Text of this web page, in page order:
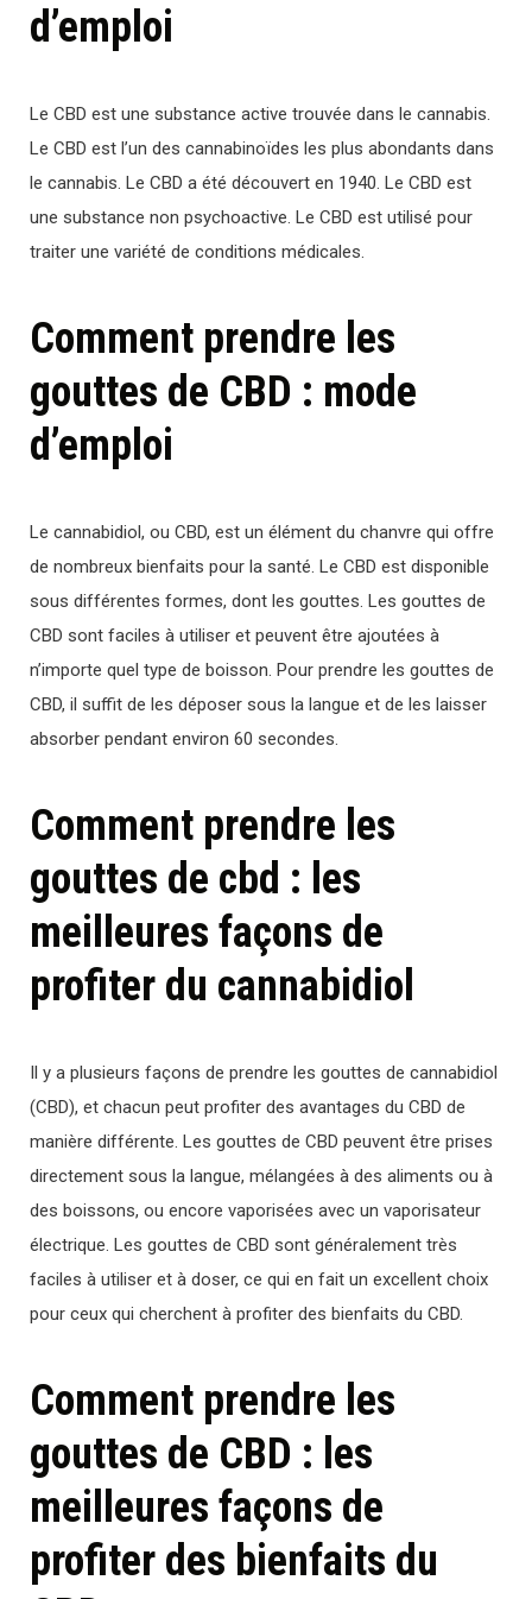
d’emploi
Le CBD est une substance active trouvée dans le cannabis.
Le CBD est l’un des cannabinoïdes les plus abondants dans
le cannabis. Le CBD a été découvert en 1940. Le CBD est
une substance non psychoactive. Le CBD est utilisé pour
traiter une variété de conditions médicales.
Comment prendre les
gouttes de CBD : mode
d’emploi
Le cannabidiol, ou CBD, est un élément du chanvre qui offre
de nombreux bienfaits pour la santé. Le CBD est disponible
sous différentes formes, dont les gouttes. Les gouttes de
CBD sont faciles à utiliser et peuvent être ajoutées à
n’importe quel type de boisson. Pour prendre les gouttes de
CBD, il suffit de les déposer sous la langue et de les laisser
absorber pendant environ 60 secondes.
Comment prendre les
gouttes de cbd : les
meilleures façons de
profiter du cannabidiol
Il y a plusieurs façons de prendre les gouttes de cannabidiol
(CBD), et chacun peut profiter des avantages du CBD de
manière différente. Les gouttes de CBD peuvent être prises
directement sous la langue, mélangées à des aliments ou à
des boissons, ou encore vaporisées avec un vaporisateur
électrique. Les gouttes de CBD sont généralement très
faciles à utiliser et à doser, ce qui en fait un excellent choix
pour ceux qui cherchent à profiter des bienfaits du CBD.
Comment prendre les
gouttes de CBD : les
meilleures façons de
profiter des bienfaits du